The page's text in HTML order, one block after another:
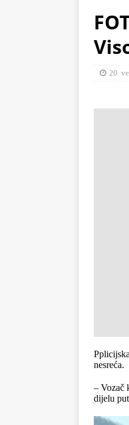
20.
nesreća.
– Vozač
dijelu